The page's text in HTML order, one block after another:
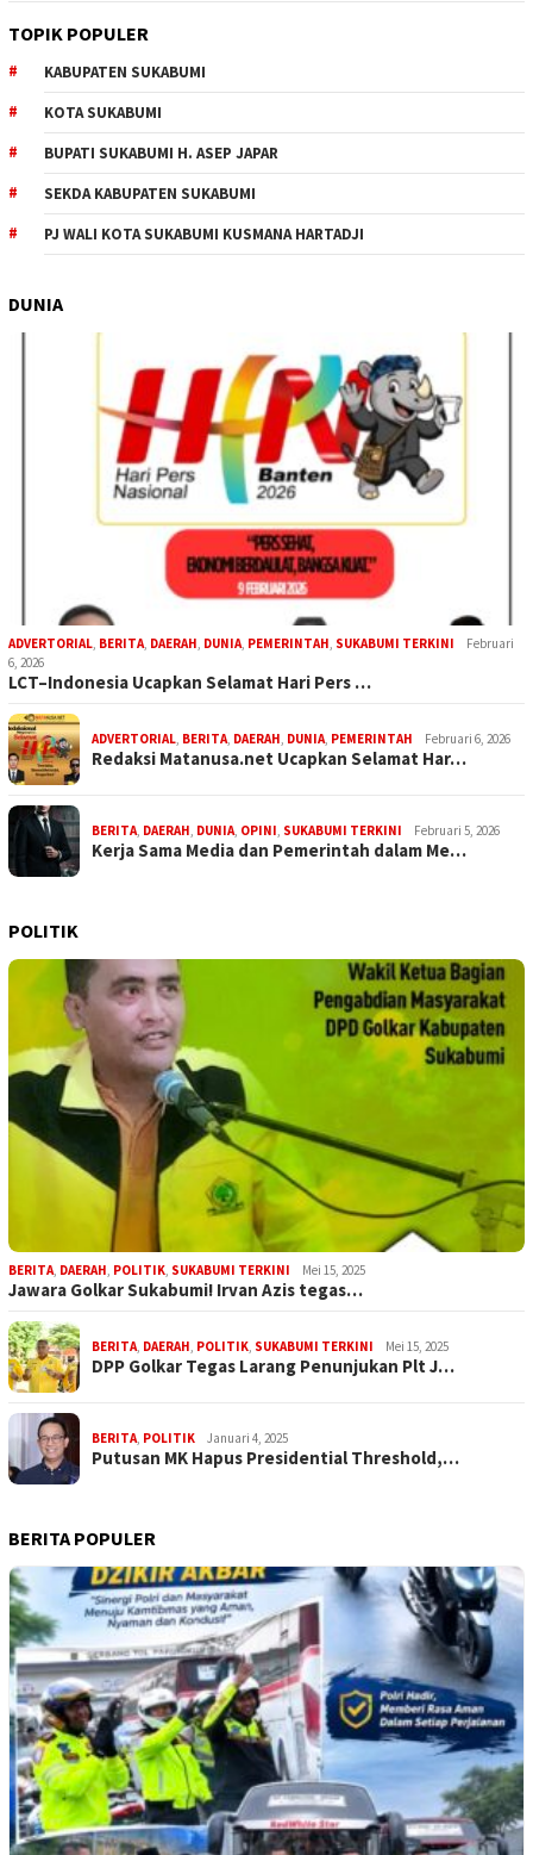
TOPIK POPULER
KABUPATEN SUKABUMI
KOTA SUKABUMI
BUPATI SUKABUMI H. ASEP JAPAR
SEKDA KABUPATEN SUKABUMI
PJ WALI KOTA SUKABUMI KUSMANA HARTADJI
DUNIA
ADVERTORIAL, BERITA, DAERAH, DUNIA, PEMERINTAH, SUKABUMI TERKINI
Februari
6, 2026
LCT–Indonesia Ucapkan Selamat Hari Pers …
ADVERTORIAL, BERITA, DAERAH, DUNIA, PEMERINTAH Februari 6, 2026
Redaksi Matanusa.net Ucapkan Selamat Har…
BERITA, DAERAH, DUNIA, OPINI, SUKABUMI TERKINI Februari 5, 2026
Kerja Sama Media dan Pemerintah dalam Me…
POLITIK
BERITA, DAERAH, POLITIK, SUKABUMI TERKINI Mei 15, 2025
Jawara Golkar Sukabumi! Irvan Azis tegas…
BERITA, DAERAH, POLITIK, SUKABUMI TERKINI Mei 15, 2025
DPP Golkar Tegas Larang Penunjukan Plt J…
BERITA, POLITIK Januari 4, 2025
Putusan MK Hapus Presidential Threshold,…
BERITA POPULER